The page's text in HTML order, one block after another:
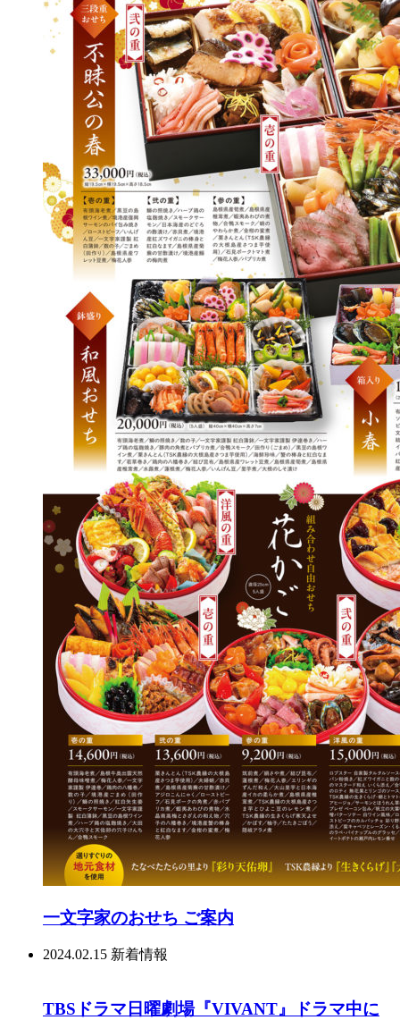
一文字家のおせち ご案内
2024.02.15 新着情報
TBSドラマ日曜劇場『VIVANT』ドラマ中に